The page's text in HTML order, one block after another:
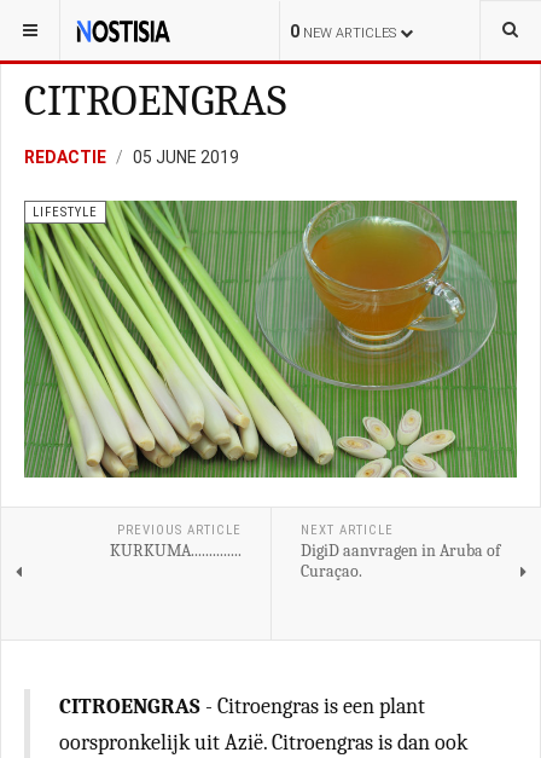
0 NEW ARTICLES
YOU ARE HERE: LIFESTYLE
CITROENGRAS
REDACTIE 05 JUNE 2019
LIFESTYLE
PREVIOUS ARTICLE
KURKUMA..............
NEXT ARTICLE
DigiD aanvragen in Aruba of
Curaçao.
CITROENGRAS - Citroengras is een plant
oorspronkelijk uit Azië. Citroengras is dan ook